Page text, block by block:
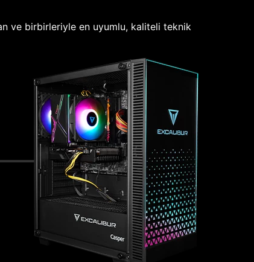
ve birbirleriyle en uyumlu, kaliteli teknik